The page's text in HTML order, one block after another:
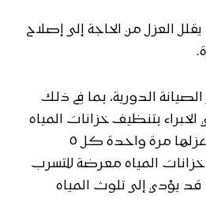
العزل من الحاجة إلى إصلاح
الصيانة الدورية، بما في ذلك
بتنظيف خزانات المياه
مرة واحدة كل عام، وعزلها مرة واحدة كل ٥
المياه معرضة للتسرب
قد يؤدي إلى تلوث المياه